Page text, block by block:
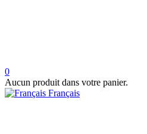
0
Aucun produit dans votre panier.
Français